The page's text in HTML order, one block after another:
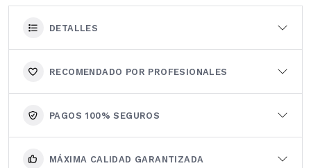
DETALLES
RECOMENDADO POR PROFESIONALES
PAGOS 100% SEGUROS
MÁXIMA CALIDAD GARANTIZADA